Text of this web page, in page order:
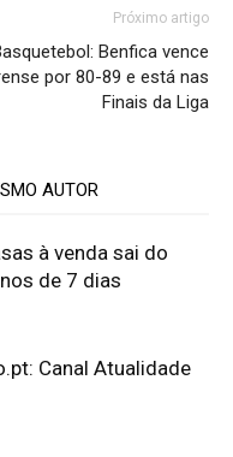
Próximo artigo
Benfica vence
por 80-89 e está nas
Finais da Liga
AUTOR
à venda sai do
de 7 dias
Canal Atualidade